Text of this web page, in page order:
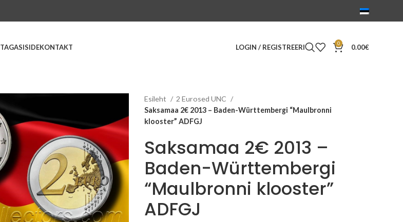
TAGASISIDEKONTAKT LOGIN / REGISTREERI 0 0.00€
Esileht
2 Eurosed UNC
Saksamaa 2€ 2013 – Baden-Württembergi “Maulbronni
klooster” ADFGJ
Saksamaa 2€ 2013 –
Baden-Württembergi
“Maulbronni klooster”
ADFGJ